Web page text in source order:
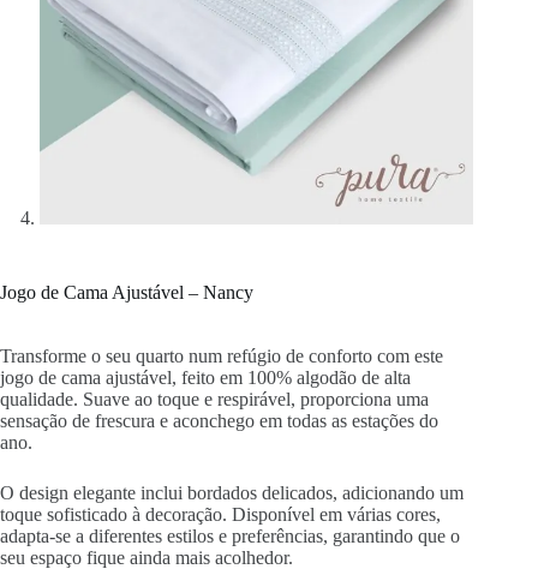
Jogo de Cama Ajustável – Nancy
Transforme o seu quarto num refúgio de conforto com este
jogo de cama ajustável, feito em 100% algodão de alta
qualidade. Suave ao toque e respirável, proporciona uma
sensação de frescura e aconchego em todas as estações do
ano.
O design elegante inclui bordados delicados, adicionando um
toque sofisticado à decoração. Disponível em várias cores,
adapta-se a diferentes estilos e preferências, garantindo que o
seu espaço fique ainda mais acolhedor.